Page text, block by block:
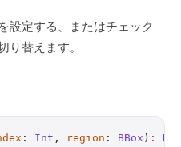
設定する、またはチェック
り替えます。
: Int , region : BBox ) :